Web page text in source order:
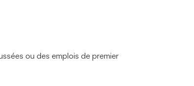
ou des emplois de premier